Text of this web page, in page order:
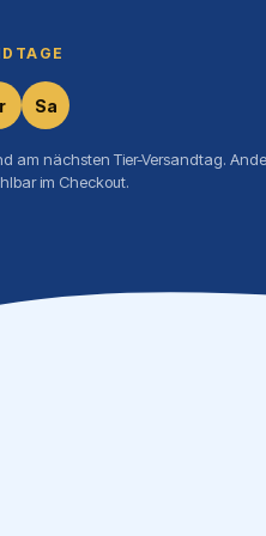
Sa
am nächsten Tier-Versandtag.
im Checkout.